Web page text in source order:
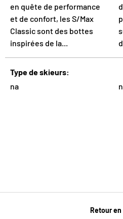
en quête de performance
et de confort, les S/Max
Classic sont des bottes
inspirées de la...
Type de skieurs
na
Retour en